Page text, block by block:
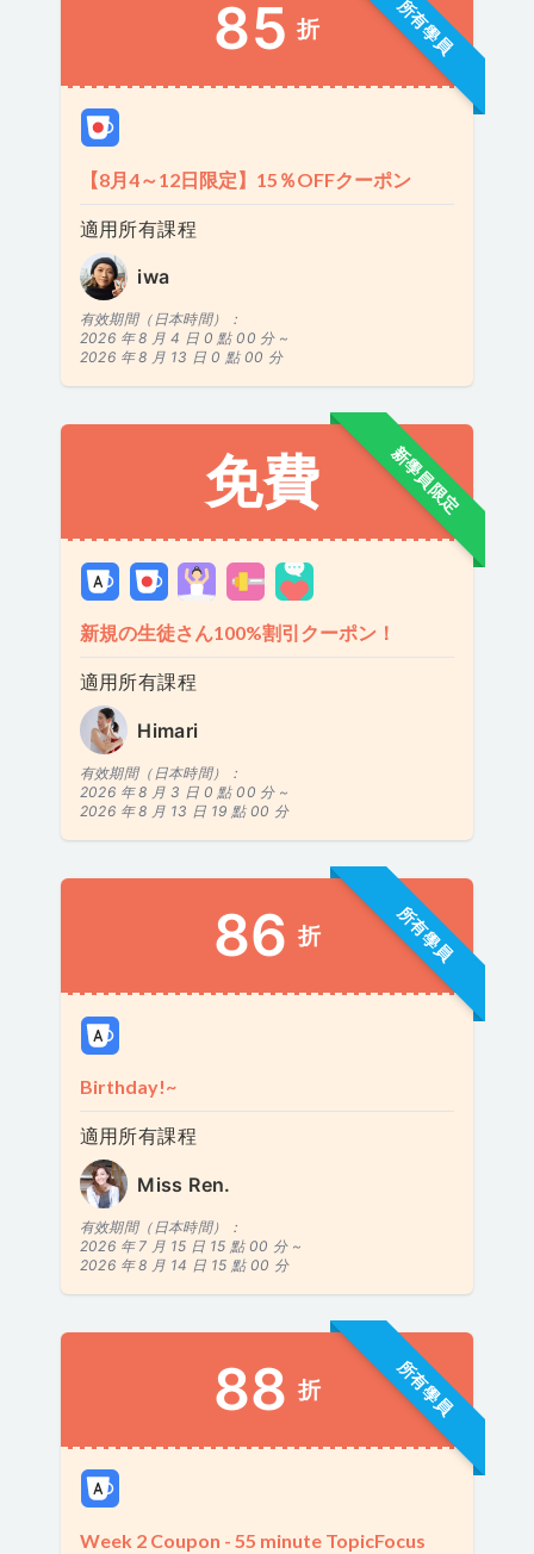
所有學員
85 折
【8月4～12日限定】15％OFFクーポン
適用所有課程
iwa
有效期間（日本時間）：
2026 年 8 月 4 日 0 點 00 分 ~
2026 年 8 月 13 日 0 點 00 分
新學員限定
免費
新規の生徒さん100%割引クーポン！
適用所有課程
Himari
有效期間（日本時間）：
2026 年 8 月 3 日 0 點 00 分 ~
2026 年 8 月 13 日 19 點 00 分
所有學員
86 折
Birthday!~
適用所有課程
Miss Ren.
有效期間（日本時間）：
2026 年 7 月 15 日 15 點 00 分 ~
2026 年 8 月 14 日 15 點 00 分
所有學員
88 折
Week 2 Coupon - 55 minute TopicFocus